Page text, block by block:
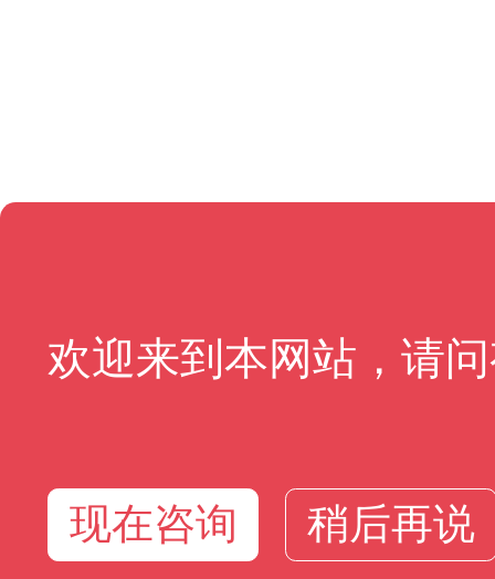
欢迎来到本网站，请
现在咨询
稍后再说